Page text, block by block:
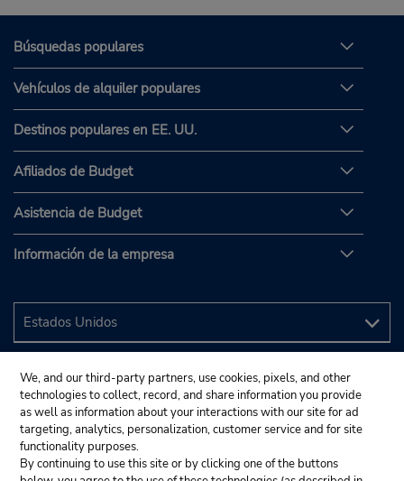
Búsquedas populares
Vehículos de alquiler populares
Destinos populares en EE. UU.
Afiliados de Budget
Asistencia de Budget
Información de la empresa
We, and our third-party partners, use cookies, pixels, and other
technologies to collect, record, and share information you provide
as well as information about your interactions with our site for ad
targeting, analytics, personalization, customer service and for site
functionality purposes.
By continuing to use this site or by clicking one of the buttons